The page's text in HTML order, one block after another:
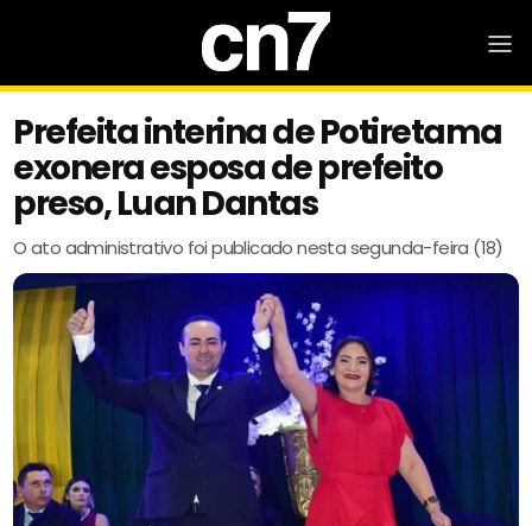
Prefeita interina de Potiretama
exonera esposa de prefeito
preso, Luan Dantas
O ato administrativo foi publicado nesta segunda-feira (18)